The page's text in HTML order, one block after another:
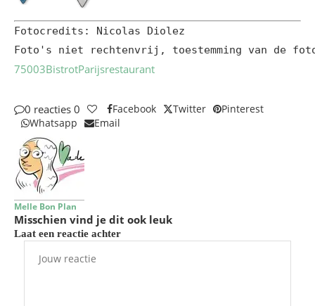
Fotocredits: Nicolas Diolez
Foto's niet rechtenvrij, toestemming van de
75003BistrotParijsrestaurant
0 reacties 0 Facebook Twitter
Pinterest
Whatsapp
Email
Melle Bon Plan
Misschien vind je dit ook leuk
Laat een reactie achter